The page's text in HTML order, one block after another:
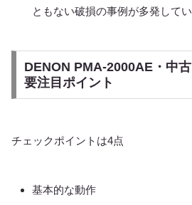
ともない破損の事例が多発してい
DENON PMA-2000AE・中
要注目ポイント
チェックポイントは4点
基本的な動作